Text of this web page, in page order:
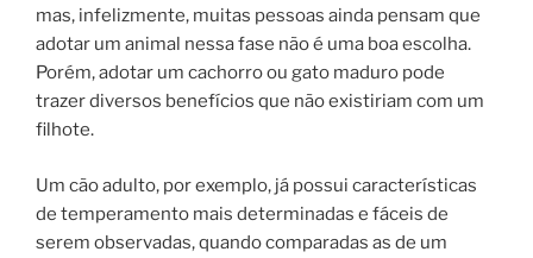
mas, infelizmente, muitas pessoas ainda pensam que
adotar um animal nessa fase não é uma boa escolha.
Porém, adotar um cachorro ou gato maduro pode
trazer diversos benefícios que não existiriam com um
filhote.
Um cão adulto, por exemplo, já possui características
de temperamento mais determinadas e fáceis de
serem observadas, quando comparadas as de um